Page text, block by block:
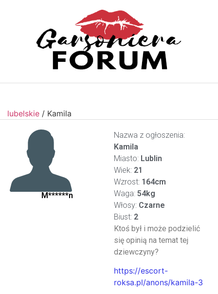
lubelskie / Kamila
M******n
Nazwa z ogłoszenia:
Kamila
Miasto: Lublin
Wiek: 21
Wzrost: 164cm
Waga: 54kg
Włosy: Czarne
Biust: 2
Ktoś był i może podzielić
się opinią na temat tej
dziewczyny?
https://escort-
roksa.pl/anons/kamila-3